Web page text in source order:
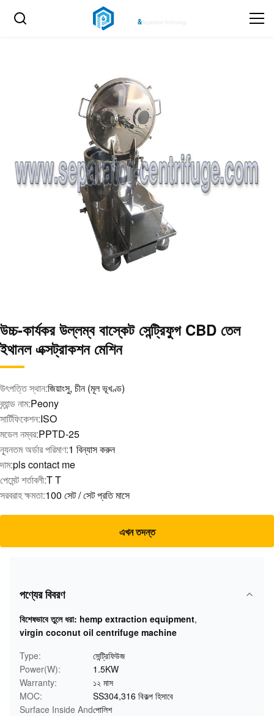
উচ্চ-কার্যকর উল্লম্ব বাস্কেট সেন্ট্রিফুগ CBD তেল
ইথানল এক্সট্রাকশন মেশিন
উৎপত্তি স্থান:জিয়াংসু, চীন (মূল ভূখণ্ড)
ব্র্যান্ড নাম:Peony
সার্টিফিকেশন:ISO
মডেল নম্বর:PPTD-25
ন্যূনতম অর্ডার পরিমাণ:1 বিন্যাস করুন
দাম:pls contact me
পেমেন্ট শর্তাবলী:T T
সরবরাহ ক্ষমতা:100 সেট / সেট প্রতি মাসে
এখন তদন্ত
পণ্যের বিবরণ
বিশেষভাবে তুলে ধরা: hemp extraction equipment,
virgin coconut oil centrifuge machine
Type:
সেন্ট্রিফিউজ
Power(W):
1.5KW
Warranty:
১২ মাস
MOC:
SS304,316 বিকল্প হিসাবে
Surface Inside Andপোলিশ